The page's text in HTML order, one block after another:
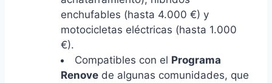
enchufables (hasta 4.000 €) y
motocicletas eléctricas (hasta 1.000
€).
Compatibles con el Programa
Renove de algunas comunidades, que